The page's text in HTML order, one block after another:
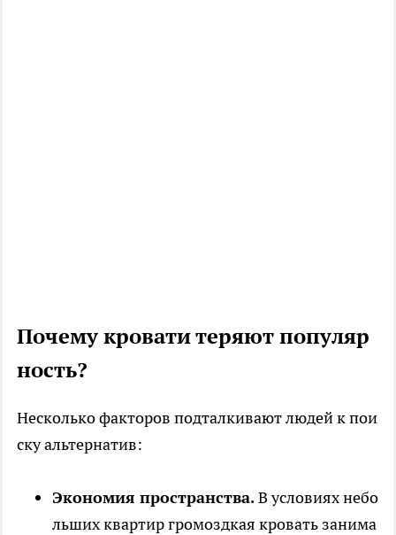
Почему кровати теряют популяр
ность?
Несколько факторов подталкивают людей к пои
ску альтернатив:
Экономия пространства.В условиях небо
льших квартир громоздкая кровать занима